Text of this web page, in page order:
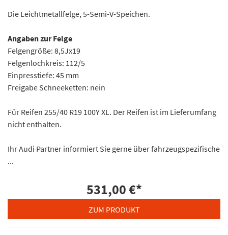
Die Leichtmetallfelge, 5-Semi-V-Speichen.
Angaben zur Felge
Felgengröße: 8,5Jx19
Felgenlochkreis: 112/5
Einpresstiefe: 45 mm
Freigabe Schneeketten: nein
Für Reifen 255/40 R19 100Y XL. Der Reifen ist im Lieferumfang
nicht enthalten.
Ihr Audi Partner informiert Sie gerne über fahrzeugspezifische
...
531,00 €*
ZUM PRODUKT